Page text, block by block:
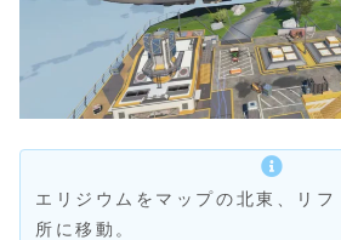
エリジウムをマップの北東、リ
所に移動。